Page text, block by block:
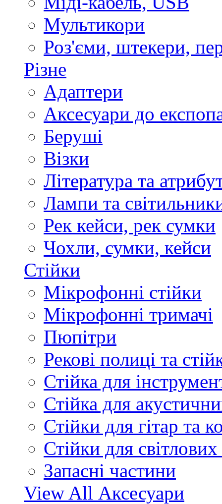
Мультикори
Роз'єми, штекери,
Різне
Адаптери
Аксесуари до
Беруші
Візки
Література та
Лампи та
Рек кейси, рек сумки
Чохли, сумки, кейси
Стійки
Мікрофонні стійки
Мікрофонні тримачі
Пюпітри
Рекові полиці та
Стійка для
Стійка для
Стійки для гітар та
Стійки для
Запасні частини
View All Аксесуари